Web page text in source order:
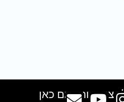
אותנו גם כאן